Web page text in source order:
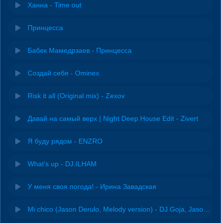
Ханна - Time out
Принцесса
Бабек Мамедрзаев - Принцесса
Создай себя - Ominex
Risk it all (Original mix) - Zexov
Давай на самый верх | Night Deep House Edit - Zivert
Я буду рядом - ENZRO
What's up - DJ.ILHAM
У меня своя погода! - Ирина Завадская